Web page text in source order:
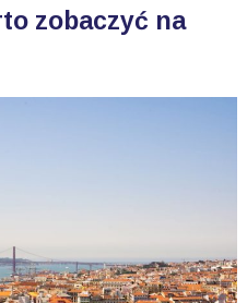
zobaczyć na